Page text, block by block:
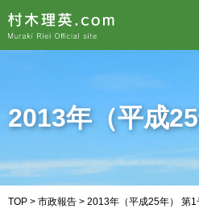
2013年（平成
TOP > 市政報告 > 2013年（平成25年） 第1